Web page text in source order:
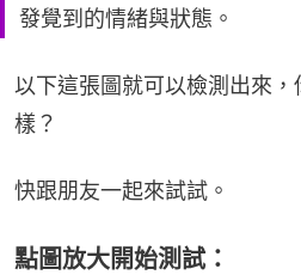
發覺到的情緒與狀態。
以下這張圖就可以檢測出來
樣？
快跟朋友一起來試試。
點圖放大開始測試：